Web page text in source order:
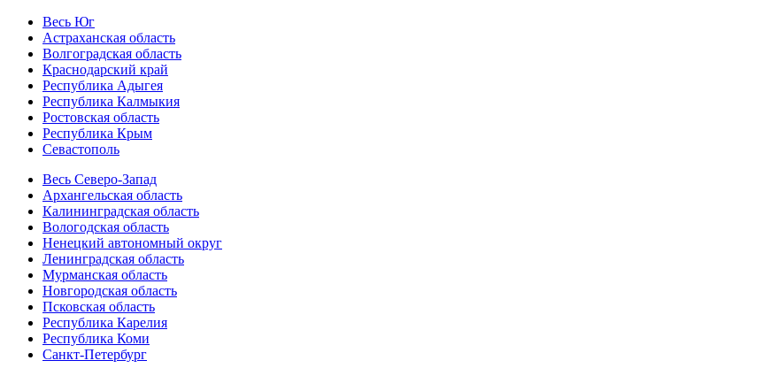
Весь Юг
Астраханская область
Волгоградская область
Краснодарский край
Республика Адыгея
Республика Калмыкия
Ростовская область
Республика Крым
Севастополь
Весь Северо-Запад
Архангельская область
Калининградская область
Вологодская область
Ненецкий автономный округ
Ленинградская область
Мурманская область
Новгородская область
Псковская область
Республика Карелия
Республика Коми
Санкт-Петербург